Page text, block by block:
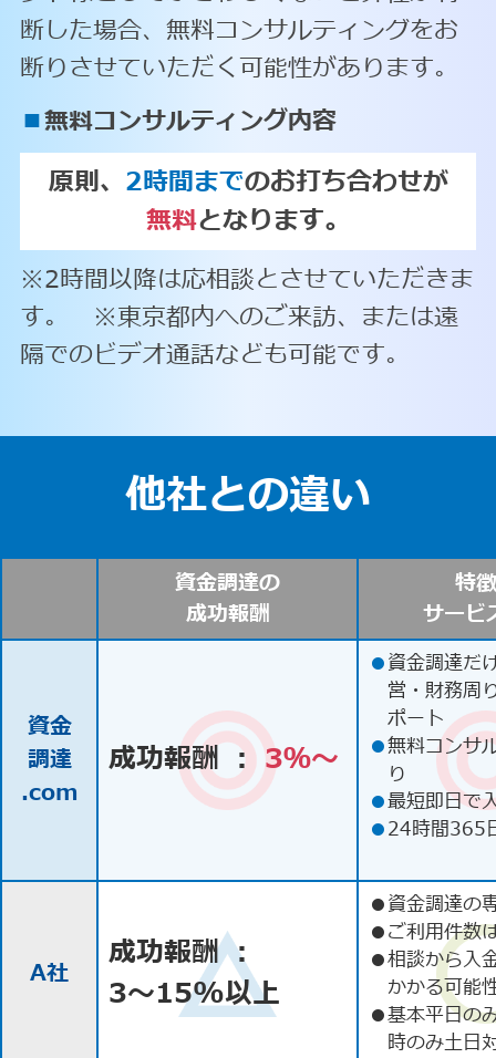
断した場合、無料コンサルティングをお
断りさせていただく可能性があります。
■無料コンサルティング内容
原則、 2時間までのお打ち合わせが
無料となります。
※2時間以降は応相談とさせていただきま
す。 ※東京都内へのご来訪、または遠
隔でのビデオ通話なども可能です。
他社との違い
資金調達の
成功報酬
特
サービ
資金
調達
.com
成功報酬 ： 3％〜
●資金調達だ
営・財務周
ポート
●無料コンサ
り
●最短即日で
●24時間365
A社
成功報酬 ：
3〜15%以上
●資金調達の
●ご利用件数
●相談から入
かかる可能
●基本平日の
時のみ土日